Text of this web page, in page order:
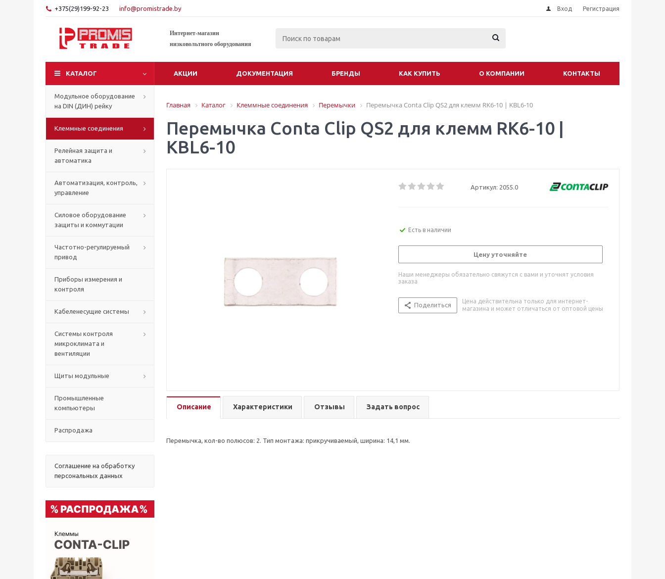
+375(29)199-92-23 info@promistrade.by Вход Регистрация
Интернет-магазин
низковольтного оборудования
КАТАЛОГ АКЦИИ ДОКУМЕНТАЦИЯ БРЕНДЫ КАК КУПИТЬ О КОМПАНИИ КОНТАКТЫ
Модульное оборудование
на DIN (ДИН) рейку
Клеммные соединения
Релейная защита и
автоматика
Автоматизация, контроль,
управление
Силовое оборудование
защиты и коммутации
Частотно-регулируемый
привод
Приборы измерения и
контроля
Кабеленесущие системы
Системы контроля
микроклимата и
вентиляции
Щиты модульные
Промышленные
компьютеры
Распродажа
Соглашение на обработку
персональных данных
Главная Каталог Клеммные соединения Перемычки Перемычка Conta Clip QS2 для клемм RK6-10 | KBL6-10
Перемычка Conta Clip QS2 для клемм RK6-10 |
KBL6-10
Артикул: 2055.0
Есть в наличии
Цену уточняйте
Наши менеджеры обязательно свяжутся с вами и уточнят условия
заказа
Поделиться
Цена действительна только для интернет-
магазина и может отличаться от оптовой цены
Описание Характеристики Отзывы Задать вопрос
Перемычка, кол-во полюсов: 2. Тип монтажа: прикручиваемый, ширина: 14,1 мм.